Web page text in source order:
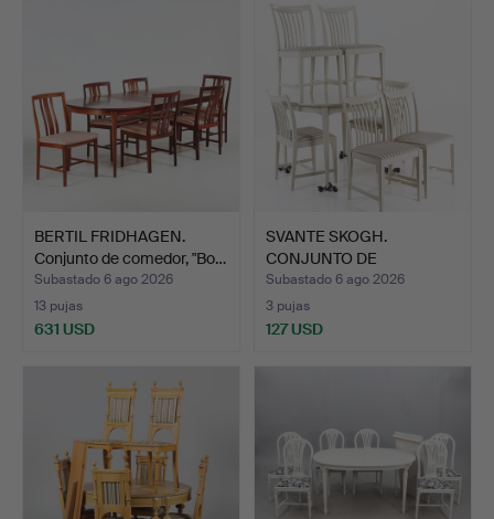
BERTIL FRIDHAGEN.
Conjunto de comedor, "Bo…
Subastado 6 ago 2026
13 pujas
631 USD
SVANTE SKOGH.
CONJUNTO DE
COMEDOR, 7 pieza…
Subastado 6 ago 2026
3 pujas
127 USD